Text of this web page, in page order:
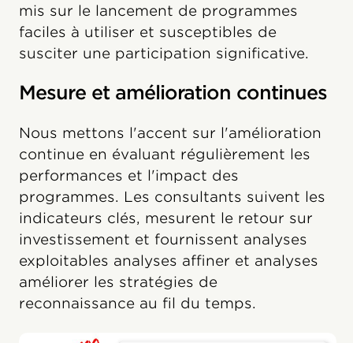
mis sur le lancement de programmes
faciles à utiliser et susceptibles de
susciter une participation significative.
Mesure et amélioration continues
Nous mettons l'accent sur l'amélioration
continue en évaluant régulièrement les
performances et l'impact des
programmes. Les consultants suivent les
indicateurs clés, mesurent le retour sur
investissement et fournissent analyses
exploitables analyses affiner et analyses
améliorer les stratégies de
reconnaissance au fil du temps.